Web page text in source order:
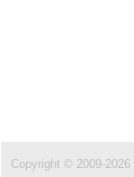
Copyright © 2009-2026